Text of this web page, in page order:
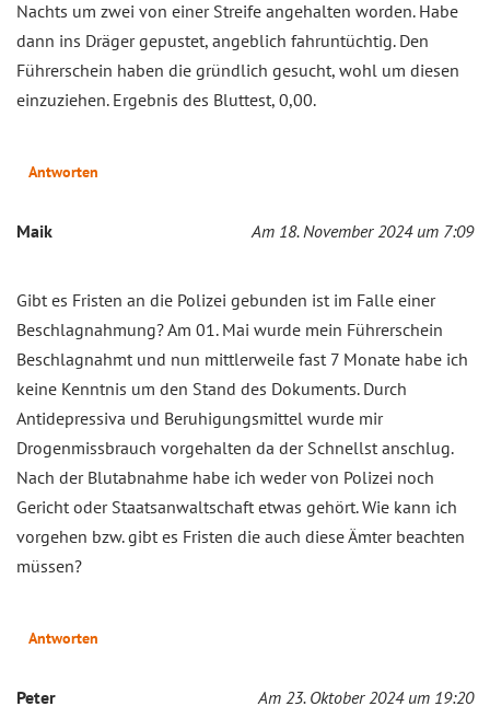
Nachts um zwei von einer Streife angehalten worden. Habe
dann ins Dräger gepustet, angeblich fahruntüchtig. Den
Führerschein haben die gründlich gesucht, wohl um diesen
einzuziehen. Ergebnis des Bluttest, 0,00.
Antworten
Maik Am 18. November 2024 um 7:09
Gibt es Fristen an die Polizei gebunden ist im Falle einer
Beschlagnahmung? Am 01. Mai wurde mein Führerschein
Beschlagnahmt und nun mittlerweile fast 7 Monate habe ich
keine Kenntnis um den Stand des Dokuments. Durch
Antidepressiva und Beruhigungsmittel wurde mir
Drogenmissbrauch vorgehalten da der Schnellst anschlug.
Nach der Blutabnahme habe ich weder von Polizei noch
Gericht oder Staatsanwaltschaft etwas gehört. Wie kann ich
vorgehen bzw. gibt es Fristen die auch diese Ämter beachten
müssen?
Antworten
Peter Am 23. Oktober 2024 um 19:20